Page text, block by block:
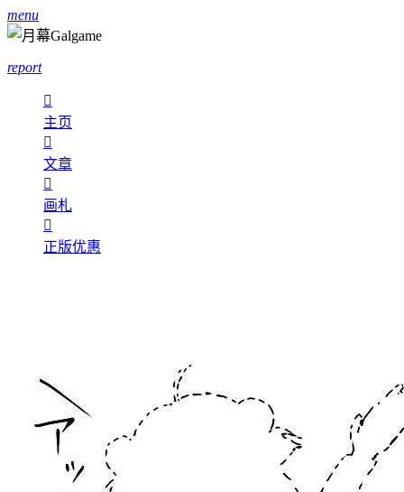
menu
report

主页

文章

画札

正版优惠